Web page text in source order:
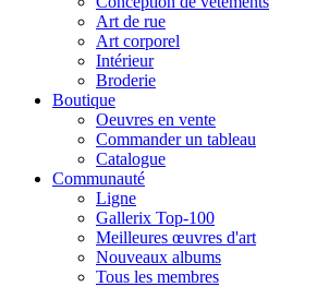
Art de rue
Art corporel
Intérieur
Broderie
Boutique
Oeuvres en vente
Commander un tableau
Catalogue
Communauté
Ligne
Gallerix Top-100
Meilleures œuvres d'art
Nouveaux albums
Tous les membres